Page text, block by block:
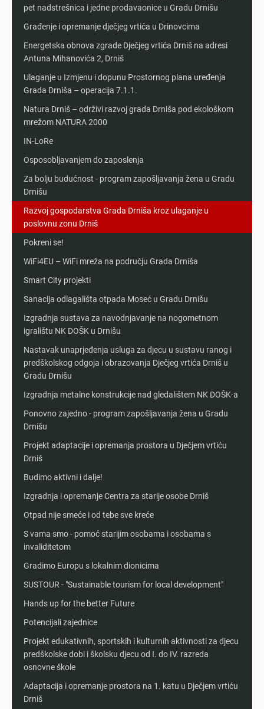
pet nadstrešnica i jedne prodavaonice u Gradu Drnišu
Građenje i opremanje dječjeg vrtića u Drinovcima
Energetska obnova zgrade Dječjeg vrtića Drniš na adresi
Antuna Mihanovića 2, Drniš
Ulaganje u Izmjenu i dopunu Prostornog plana uređenja
Grada Drniša – operacija 7.1.1.
Natura Drniš – održivi razvoj grada Drniša pod ekološkom
mrežom NATURA 2000
IN-LoRe
Osposobljavanjem do zaposlenja
Za bolju budućnost - program zapošljavanja žena u Gradu
Drnišu
Razvoj gospodarstva Grada Drniša kroz ulaganje u
poslovnu zonu Drniš
Pokreni se!
WiFi4EU – WiFi mreža na području Grada Drniša
Smart City projekti
Sanacija odlagališta otpada Moseć u Gradu Drnišu
Izgradnja sustava za navodnjavanje na nogometnom
igralištu NK DOŠK u Drnišu
Nastavak unaprjeđenja usluga za djecu u sustavu ranog i
predškolskog odgoja i obrazovanja Dječjeg vrtića Drniš u
Gradu Drnišu
Izgradnja metalne konstrukcije nad gledalištem NK DOŠK-a
Ponovno zajedno - program zapošljavanja žena u Gradu
Drnišu
Projekt adaptacije i opremanja prostora u Dječjem vrtiću
Drniš
Budimo aktivni i dalje!
Izgradnja i opremanje Centra za starije osobe Drniš
Otpad nije smeće i od tebe sve kreće
S vama smo - pomoć starijim osobama i osobama s
invaliditetom
Gradimo Europu s lokalnim dionicima
SUSTOUR - "Sustainable tourism for local development"
Hands up for the better Future
Potencijali zajednice
Projekt edukativnih, sportskih i kulturnih aktivnosti za djecu
predškolske dobi i školsku djecu od I. do IV. razreda
osnovne škole
Adaptacija i opremanje prostora na 1. katu u Dječjem vrtiću
Drniš